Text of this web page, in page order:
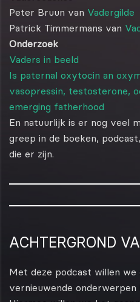
Peter Bruun van Vadergilde
Patrick Timmermans van
Onderzoek
Vaders in beeld
Is paternal oxytocin an
vasopressin, testosterone,
emerging fatherhood
En natuurlijk is er nog veel
greep in de boeken,
die er zijn.
ACHTERGROND
Met deze podcast willen we
vernieuwende